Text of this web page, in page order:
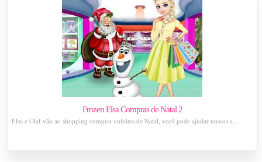
Frozen Elsa Compras de Natal 2
Elsa e Olaf vão ao shopping comprar enfeites de Natal, você pode ajudar nossos a...